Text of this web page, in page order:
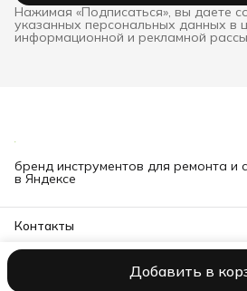
Добавить в
Нажимая «Подписаться», вы даете
указанных персональных данных в
информационной и рекламной
бренд инструментов для ремонта и
в Яндексе
Контакты
Телефон
ОплатаДоставка